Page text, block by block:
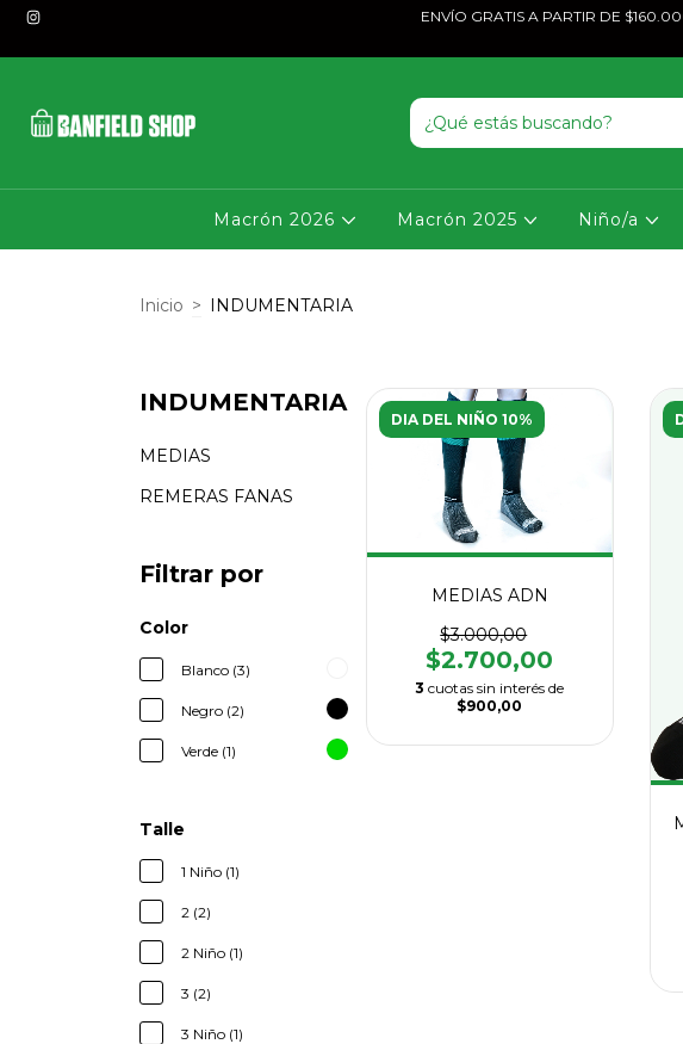
ENVÍO GRATIS A PARTIR DE
Macrón 2026 Macrón 2025 Niño/a
Inicio > INDUMENTARIA
INDUMENTARIA
MEDIAS
REMERAS FANAS
Filtrar por
Color
Blanco (3)
Negro (2)
Verde (1)
Talle
1 Niño (1)
2 (2)
2 Niño (1)
3 (2)
3 Niño (1)
DIA DEL NIÑO 10%
MEDIAS ADN
$3.000,00
$2.700,00
3 cuotas sin interés de
$900,00